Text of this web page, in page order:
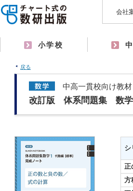
会社
小学校
戻る
中高一貫校向け教材
改訂版 体系問題集 数
シ
正
方